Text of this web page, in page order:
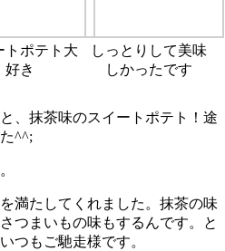
トポテト大
好き
しっとりして美味
しかったです
、抹茶味のスイートポテト！途
^^;
満たしてくれました。抹茶の味
つまいもの味もするんです。と
つもご馳走様です。